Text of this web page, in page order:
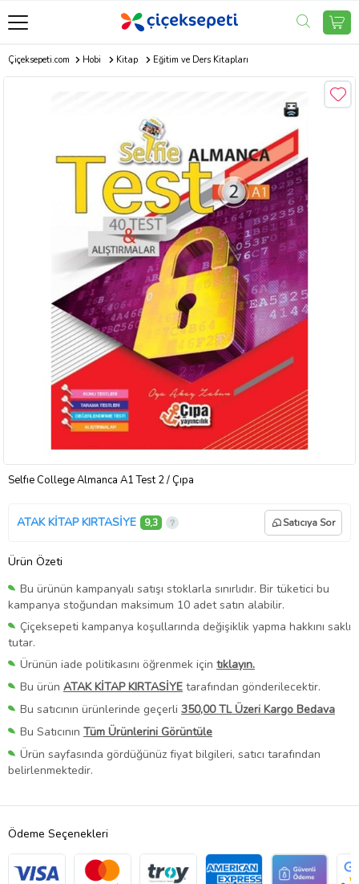
Çiçeksepeti.com Hobi Kitap Eğitim ve Ders Kitapları
Selfıe College Almanca A1 Test 2 / Çıpa
ATAK KİTAP KIRTASİYE 9,3 Satıcıya Sor
Ürün Özeti
Bu ürünün kampanyalı satışı stoklarla sınırlıdır. Bir tüketici bu
kampanya stoğundan maksimum 10 adet satın alabilir.
Çiçeksepeti kampanya koşullarında değişiklik yapma hakkını saklı
tutar.
Ürünün iade politikasını öğrenmek için tıklayın.
Bu ürün ATAK KİTAP KIRTASİYE tarafından gönderilecektir.
Bu satıcının ürünlerinde geçerli 350,00 TL Üzeri Kargo Bedava
Bu Satıcının Tüm Ürünlerini Görüntüle
Ürün sayfasında gördüğünüz fiyat bilgileri, satıcı tarafından
belirlenmektedir.
Ödeme Seçenekleri